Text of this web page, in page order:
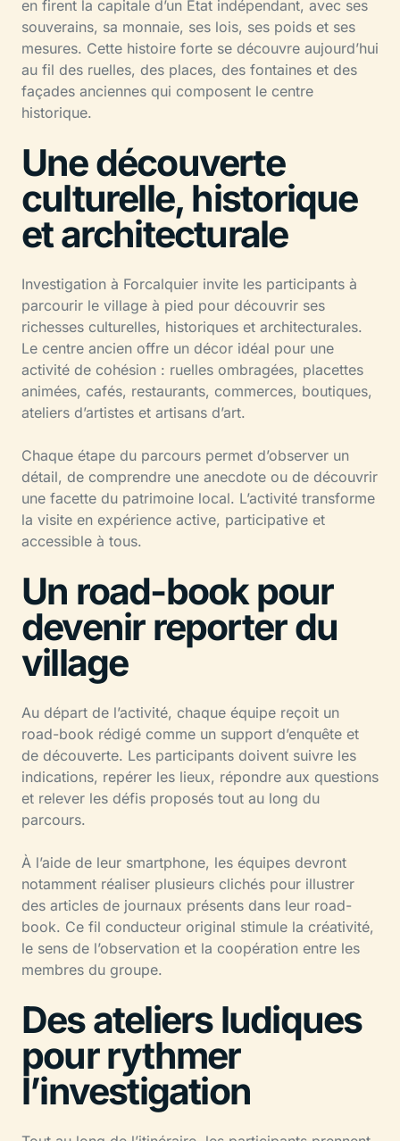
en firent la capitale d’un État indépendant, avec ses
souverains, sa monnaie, ses lois, ses poids et ses
mesures. Cette histoire forte se découvre aujourd’hui
au fil des ruelles, des places, des fontaines et des
façades anciennes qui composent le centre
historique.
Une découverte
culturelle, historique
et architecturale
Investigation à Forcalquier invite les participants à
parcourir le village à pied pour découvrir ses
richesses culturelles, historiques et architecturales.
Le centre ancien offre un décor idéal pour une
activité de cohésion : ruelles ombragées, placettes
animées, cafés, restaurants, commerces, boutiques,
ateliers d’artistes et artisans d’art.
Chaque étape du parcours permet d’observer un
détail, de comprendre une anecdote ou de découvrir
une facette du patrimoine local. L’activité transforme
la visite en expérience active, participative et
accessible à tous.
Un road-book pour
devenir reporter du
village
Au départ de l’activité, chaque équipe reçoit un
road-book rédigé comme un support d’enquête et
de découverte. Les participants doivent suivre les
indications, repérer les lieux, répondre aux questions
et relever les défis proposés tout au long du
parcours.
À l’aide de leur smartphone, les équipes devront
notamment réaliser plusieurs clichés pour illustrer
des articles de journaux présents dans leur road-
book. Ce fil conducteur original stimule la créativité,
le sens de l’observation et la coopération entre les
membres du groupe.
Des ateliers ludiques
pour rythmer
l’investigation